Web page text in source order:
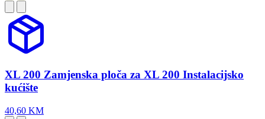
XL 200 Zamjenska ploča za XL 200 Instalacijsko
kućište
40,60 KM